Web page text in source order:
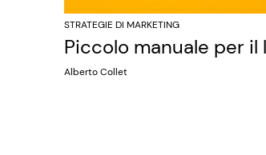
STRATEGIE DI MARKETING
Piccolo manuale per
Alberto Collet